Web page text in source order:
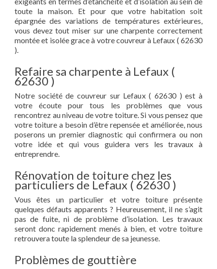
toute la maison. Et pour que votre habitation soit
épargnée des variations de températures extérieures,
vous devez tout miser sur une charpente correctement
montée et isolée grace à votre couvreur à Lefaux ( 62630
).
Refaire sa charpente à Lefaux (
62630 )
Notre société de couvreur sur Lefaux ( 62630 ) est à
votre écoute pour tous les problèmes que vous
rencontrez au niveau de votre toiture. Si vous pensez que
votre toiture a besoin d’être repensée et améliorée, nous
poserons un premier diagnostic qui confirmera ou non
votre idée et qui vous guidera vers les travaux à
entreprendre.
Rénovation de toiture chez les
particuliers de Lefaux ( 62630 )
Vous êtes un particulier et votre toiture présente
quelques défauts apparents ? Heureusement, il ne s’agit
pas de fuite, ni de problème d’isolation. Les travaux
seront donc rapidement menés à bien, et votre toiture
retrouvera toute la splendeur de sa jeunesse.
Problèmes de gouttière